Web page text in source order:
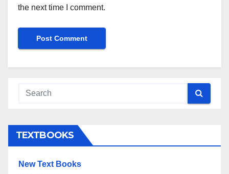
the next time I comment.
TEXTBOOKS
New Text Books